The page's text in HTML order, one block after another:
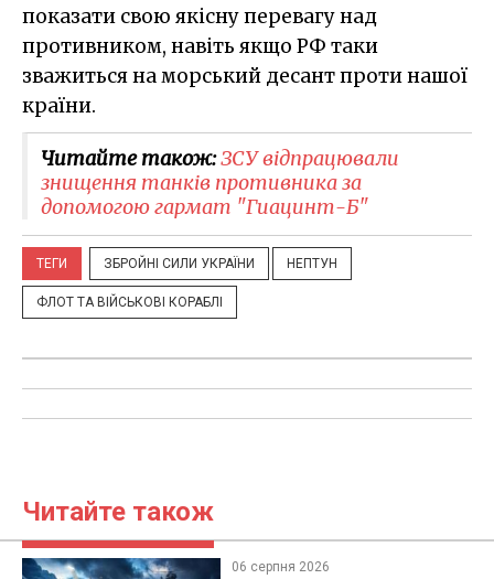
показати свою якісну перевагу над
противником, навіть якщо РФ таки
зважиться на морський десант проти нашої
країни.
Читайте також:ЗСУ відпрацювали
знищення танків противника за
допомогою гармат "Гиацинт-Б"
ТЕГИ ЗБРОЙНІ СИЛИ УКРАЇНИ НЕПТУН
ФЛОТ ТА ВІЙСЬКОВІ КОРАБЛІ
Читайте також
06 серпня 2026